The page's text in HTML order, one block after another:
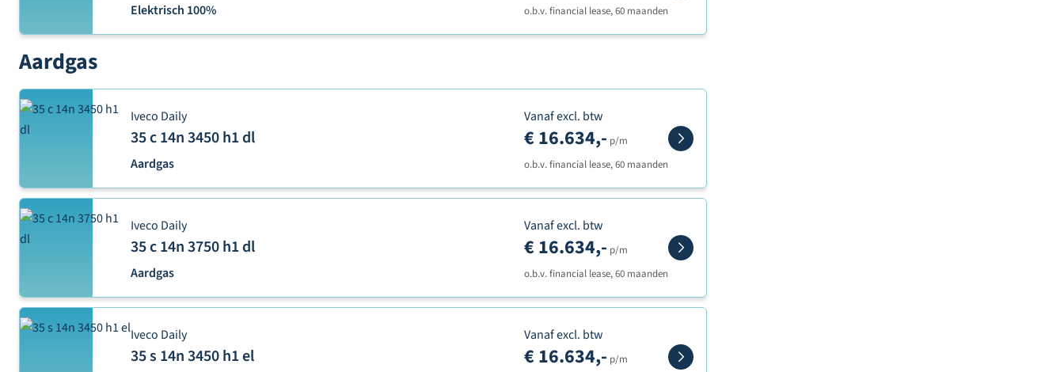
Elektrisch 100%
o.b.v. financial lease, 60 maanden
Aardgas
Iveco Daily
35 c 14n 3450 h1 dl
Aardgas
Vanaf excl. btw
€ 16.634,- p/m
o.b.v. financial lease, 60 maanden
Iveco Daily
35 c 14n 3750 h1 dl
Aardgas
Vanaf excl. btw
€ 16.634,- p/m
o.b.v. financial lease, 60 maanden
Iveco Daily
35 s 14n 3450 h1 el
Vanaf excl. btw
€ 16.634,- p/m